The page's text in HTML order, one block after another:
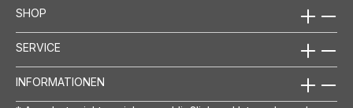
SHOP
SERVICE
INFORMATIONEN